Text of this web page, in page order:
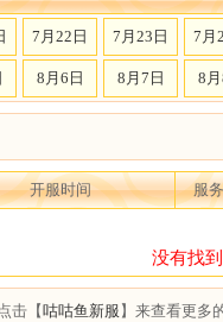
7月22日 7月23日 7月
8月6日 8月7日 8月
开服时间 服
没有找
击【咕咕鱼新服 】来查看更多